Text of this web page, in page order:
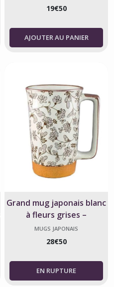
19€50
AJOUTER AU PANIER
Grand mug japonais blanc
à fleurs grises –
Céramique – Fabriqué au
Japon
MUGS JAPONAIS
28€50